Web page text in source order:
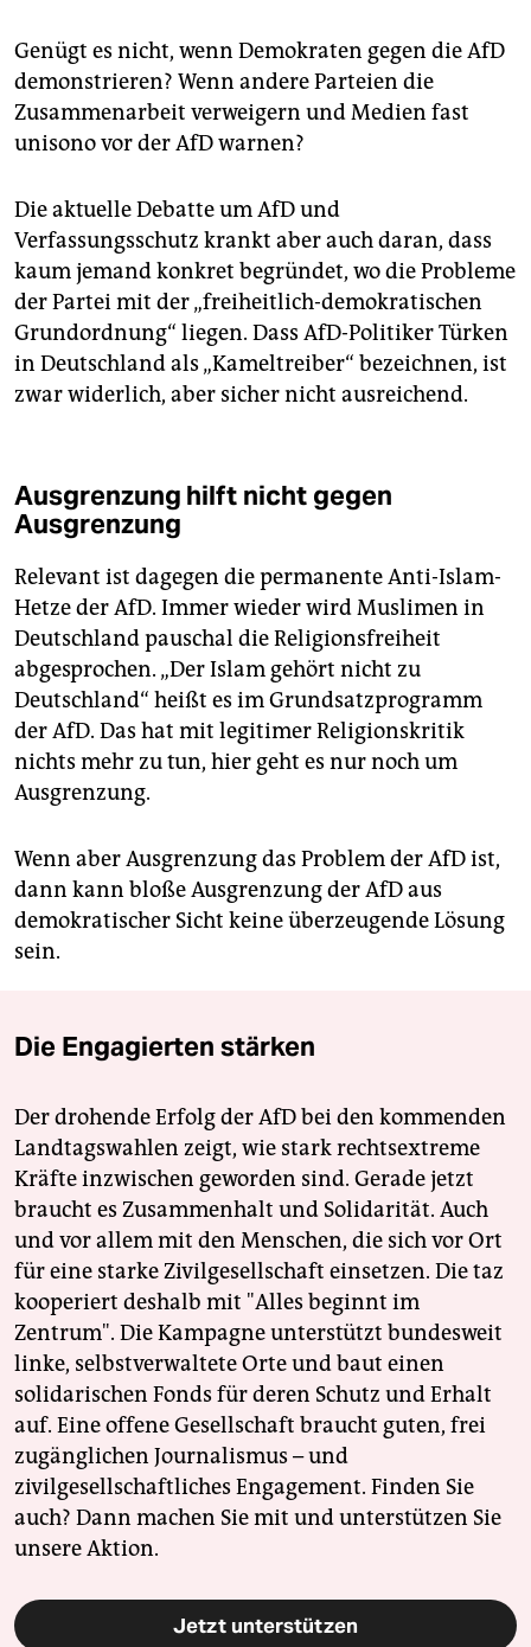
Genügt es nicht, wenn Demokraten gegen die AfD
demonstrieren? Wenn andere Parteien die
Zusammenarbeit verweigern und Medien fast
unisono vor der AfD warnen?
Die aktuelle Debatte um AfD und
Verfassungsschutz krankt aber auch daran, dass
kaum jemand konkret begründet, wo die Probleme
der Partei mit der „freiheitlich-demokratischen
Grundordnung“ liegen. Dass AfD-Politiker Türken
in Deutschland als „Kameltreiber“ bezeichnen, ist
zwar widerlich, aber sicher nicht ausreichend.
Ausgrenzung hilft nicht gegen
Ausgrenzung
Relevant ist dagegen die permanente Anti-Islam-
Hetze der AfD. Immer wieder wird Muslimen in
Deutschland pauschal die Religionsfreiheit
abgesprochen. „Der Islam gehört nicht zu
Deutschland“ heißt es im Grundsatzprogramm
der AfD. Das hat mit legitimer Religionskritik
nichts mehr zu tun, hier geht es nur noch um
Ausgrenzung.
Wenn aber Ausgrenzung das Problem der AfD ist,
dann kann bloße Ausgrenzung der AfD aus
demokratischer Sicht keine überzeugende Lösung
sein.
Die Engagierten stärken
Der drohende Erfolg der AfD bei den kommenden
Landtagswahlen zeigt, wie stark rechtsextreme
Kräfte inzwischen geworden sind. Gerade jetzt
braucht es Zusammenhalt und Solidarität. Auch
und vor allem mit den Menschen, die sich vor Ort
für eine starke Zivilgesellschaft einsetzen. Die taz
kooperiert deshalb mit "Alles beginnt im
Zentrum". Die Kampagne unterstützt bundesweit
linke, selbstverwaltete Orte und baut einen
solidarischen Fonds für deren Schutz und Erhalt
auf. Eine offene Gesellschaft braucht guten, frei
zugänglichen Journalismus – und
zivilgesellschaftliches Engagement. Finden Sie
auch? Dann machen Sie mit und unterstützen Sie
unsere Aktion.
Jetzt unterstützen